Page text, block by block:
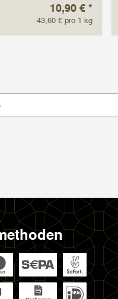
10,90 € *
43,60 € pro 1 kg